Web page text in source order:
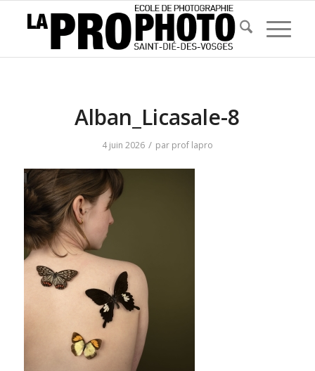
Alban_Licasale-8
4 juin 2026 / par prof lapro